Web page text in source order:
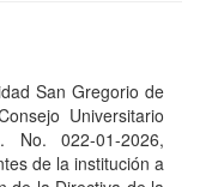
San Gregorio de
Universitario
No. 022-01-2026,
de la institución a